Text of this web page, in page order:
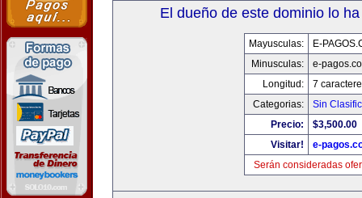
El dueño de este dominio lo
Mayusculas:
E-
Minusculas:
e-
Longitud:
7
Categorias:
Sin
Precio:
$3,500.00
Visitar!
e-
Serán consideradas